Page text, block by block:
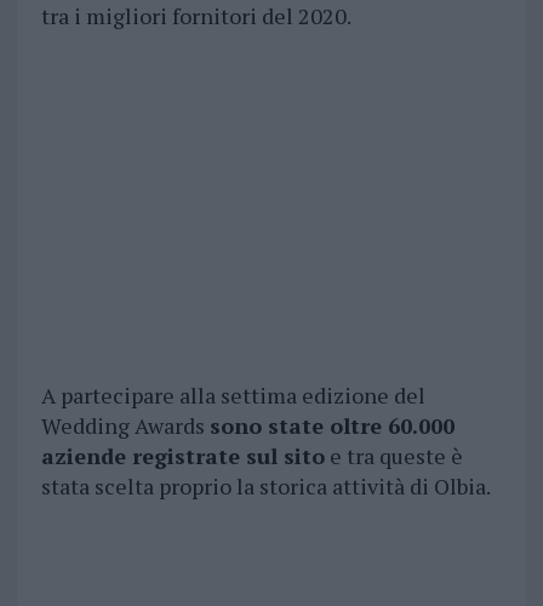
tra i migliori fornitori del 2020.
A partecipare alla settima edizione del
Wedding Awards sono state oltre 60.000
aziende registrate sul sitoe tra queste è
stata scelta proprio la storica attività di Olbia.